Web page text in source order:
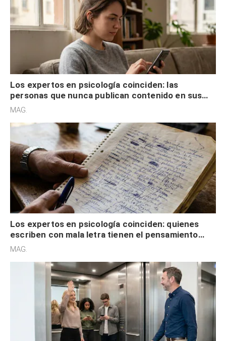
Los expertos en psicología coinciden: las
personas que nunca publican contenido en sus
redes sociales no pretenden buscar validación
MAG.
Los expertos en psicología coinciden: quienes
escriben con mala letra tienen el pensamiento
acelerado y no lo hacen por desinterés
MAG.